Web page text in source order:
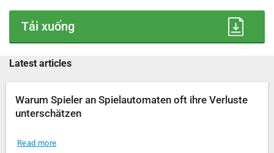
Tải xuống
Latest articles
Warum Spieler an Spielautomaten oft ihre Verluste
unterschätzen
Read more